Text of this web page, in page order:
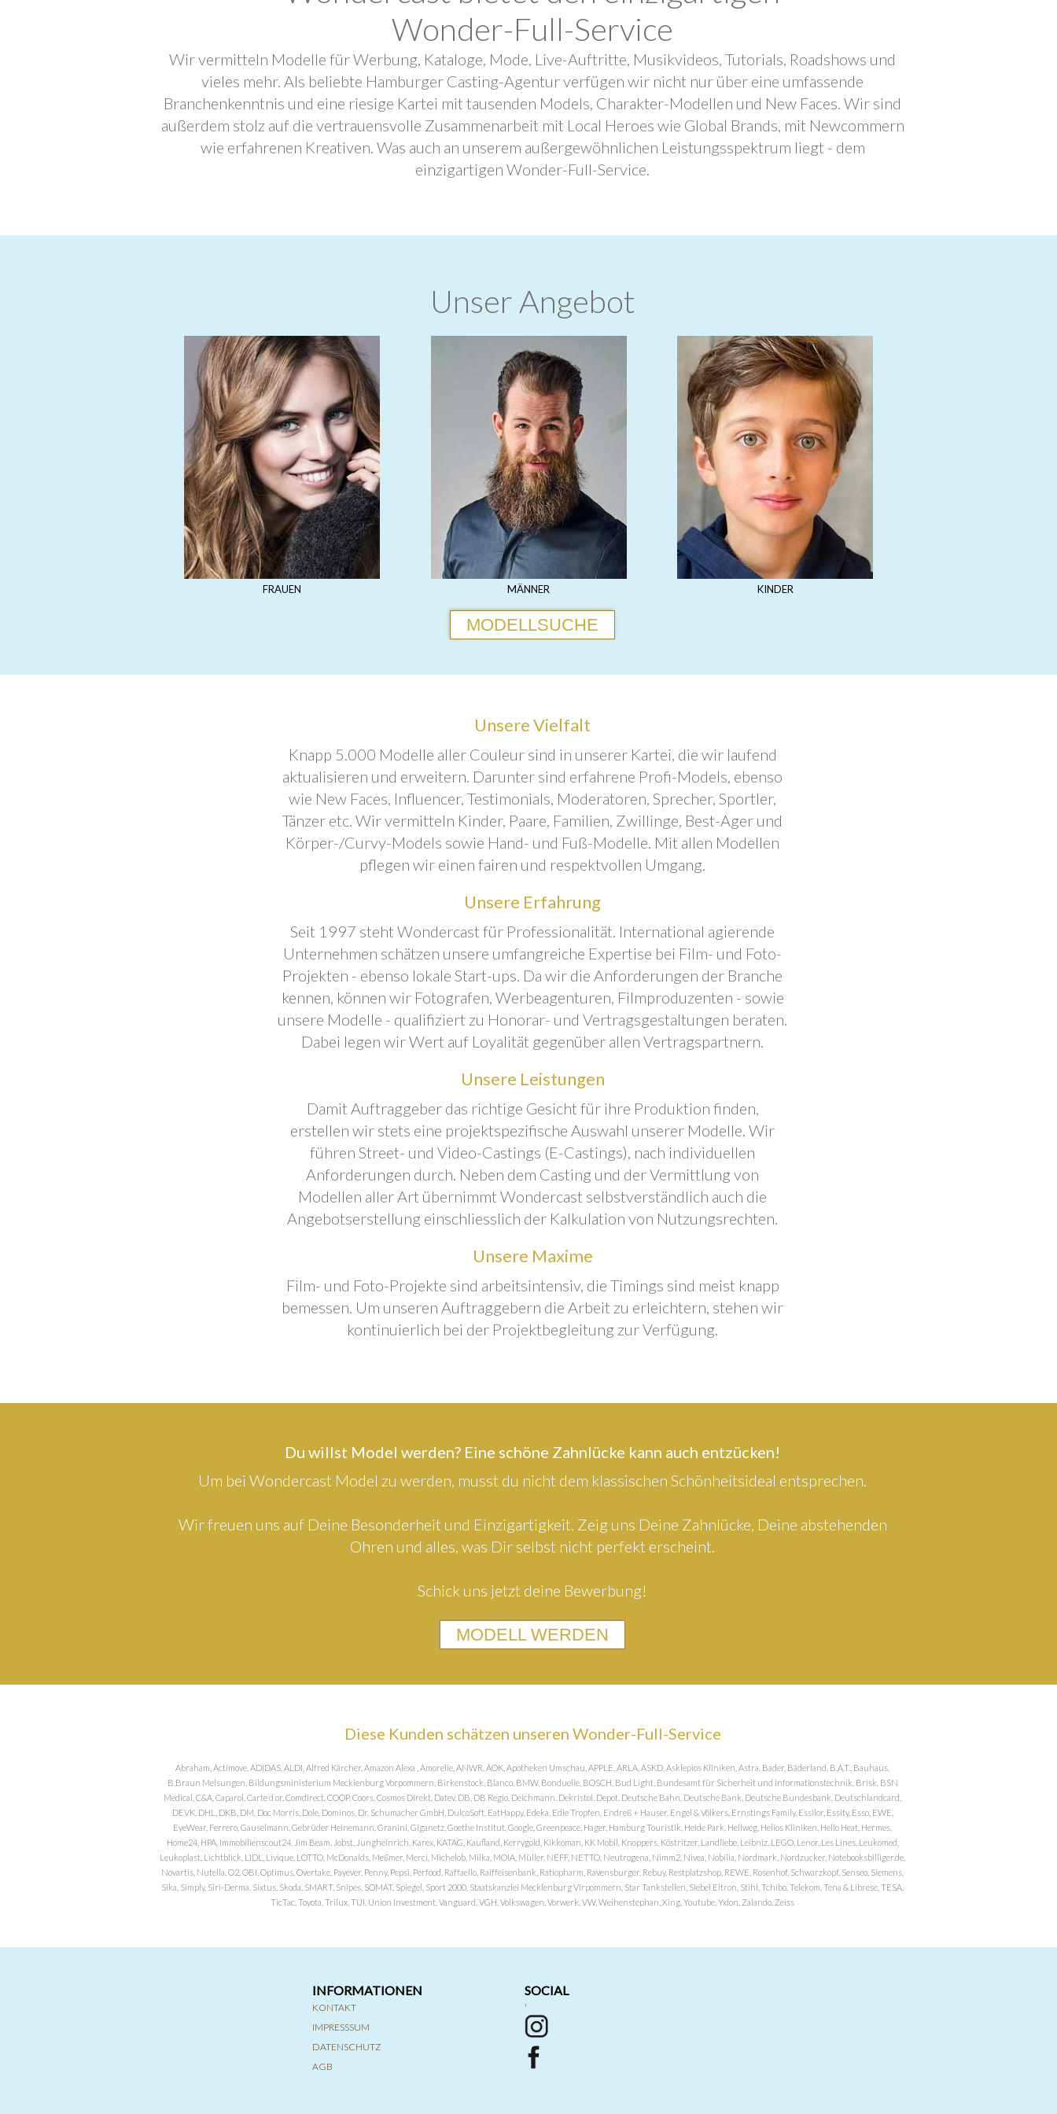
Wonder-Full-Service
Wir vermitteln Modelle für Werbung, Kataloge, Mode, Live-Auftritte, Musikvideos, Tutorials, Roadshows und
vieles mehr. Als beliebte Hamburger Casting-Agentur verfügen wir nicht nur über eine umfassende
Branchenkenntnis und eine riesige Kartei mit tausenden Models, Charakter-Modellen und New Faces. Wir sind
außerdem stolz auf die vertrauensvolle Zusammenarbeit mit Local Heroes wie Global Brands, mit Newcommern
wie erfahrenen Kreativen. Was auch an unserem außergewöhnlichen Leistungsspektrum liegt - dem
einzigartigen Wonder-Full-Service.
Unser Angebot
FRAUEN MÄNNER KINDER
MODELLSUCHE
Unsere Vielfalt
Knapp 5.000 Modelle aller Couleur sind in unserer Kartei, die wir laufend
aktualisieren und erweitern. Darunter sind erfahrene Profi-Models, ebenso
wie New Faces, Influencer, Testimonials, Moderatoren, Sprecher, Sportler,
Tänzer etc. Wir vermitteln Kinder, Paare, Familien, Zwillinge, Best-Ager und
Körper-/Curvy-Models sowie Hand- und Fuß-Modelle. Mit allen Modellen
pflegen wir einen fairen und respektvollen Umgang.
Unsere Erfahrung
Seit 1997 steht Wondercast für Professionalität. International agierende
Unternehmen schätzen unsere umfangreiche Expertise bei Film- und Foto-
Projekten - ebenso lokale Start-ups. Da wir die Anforderungen der Branche
kennen, können wir Fotografen, Werbeagenturen, Filmproduzenten - sowie
unsere Modelle - qualifiziert zu Honorar- und Vertragsgestaltungen beraten.
Dabei legen wir Wert auf Loyalität gegenüber allen Vertragspartnern.
Unsere Leistungen
Damit Auftraggeber das richtige Gesicht für ihre Produktion finden,
erstellen wir stets eine projektspezifische Auswahl unserer Modelle. Wir
führen Street- und Video-Castings (E-Castings), nach individuellen
Anforderungen durch. Neben dem Casting und der Vermittlung von
Modellen aller Art übernimmt Wondercast selbstverständlich auch die
Angebotserstellung einschliesslich der Kalkulation von Nutzungsrechten.
Unsere Maxime
Film- und Foto-Projekte sind arbeitsintensiv, die Timings sind meist knapp
bemessen. Um unseren Auftraggebern die Arbeit zu erleichtern, stehen wir
kontinuierlich bei der Projektbegleitung zur Verfügung.
Du willst Model werden? Eine schöne Zahnlücke kann auch entzücken!
Um bei Wondercast Model zu werden, musst du nicht dem klassischen Schönheitsideal entsprechen.
Wir freuen uns auf Deine Besonderheit und Einzigartigkeit. Zeig uns Deine Zahnlücke, Deine abstehenden
Ohren und alles, was Dir selbst nicht perfekt erscheint.
Schick uns jetzt deine Bewerbung!
MODELL WERDEN
Diese Kunden schätzen unseren Wonder-Full-Service
Abraham, Actimove, ADIDAS, ALDI, Alfred Kärcher, Amazon Alexa , Amorelie, ANWR, AOK, Apotheken Umschau, APPLE, ARLA, ASKD, Asklepios Kliniken, Astra, Bader, Bäderland, B.A.T., Bauhaus,
B.Braun Melsungen, Bildungsministerium Mecklenburg Vorpommern, Birkenstock, Blanco, BMW, Bonduelle, BOSCH, Bud Light, Bundesamt für Sicherheit und Informationstechnik, Brisk, BSN
Medical, C&A, Caparol, Carte d or, Comdirect, COOP, Coors, Cosmos DIrekt, Datev, DB, DB Regio, Deichmann, Dekristol, Depot, Deutsche Bahn, Deutsche Bank, Deutsche Bundesbank, Deutschlandcard,
DEVK, DHL, DKB, DM, Doc Morris, Dole, Dominos, Dr. Schumacher GmbH, DulcoSoft, EatHappy, Edeka, Edle Tropfen, Endreß + Hauser, Engel & Völkers, Ernstings Family, Essilor, Essity, Esso, EWE,
EyeWear, Ferrero, Gauselmann, Gebrüder Heinemann, Granini, Giganetz, Goethe Institut, Google, Greenpeace, Hager, Hamburg Touristik, Heide Park, Hellweg, Helios Kliniken, Hello Heat, Hermes,
Home24, HPA, Immobilienscout24, Jim Beam, Jobst, Jungheinrich, Karex, KATAG, Kaufland, Kerrygold, Kikkoman, KK Mobil, Knoppers, Köstritzer, Landliebe, Leibniz, LEGO, Lenor, Les Lines, Leukomed,
Leukoplast, Lichtblick, LIDL, Livique, LOTTO, McDonalds, Meßmer, Merci, Michelob, Milka, MOIA, Müller, NEFF, NETTO, Neutrogena, Nimm2, Nivea, Nobilia, Nordmark, Nordzucker, Notebooksbilliger.de,
Novartis, Nutella, O2, OBI, Optimus, Overtake, Payever, Penny, Pepsi, Perfood, Raffaello, Raiffeisenbank, Ratiopharm, Ravensburger, Rebuy, Restplatzshop, REWE, Rosenhof, Schwarzkopf, Senseo, Siemens,
Sika, Simply, Siri-Derma, Sixtus, Skoda, SMART, Snipes, SOMAT, Spiegel, Sport 2000, Staatskanzlei Mecklenburg Virpommern, Star Tankstellen, Siebel Eltron, Stihl, Tchibo, Telekom, Tena & Librese, TESA,
TicTac, Toyota, Trilux, TUI, Union Investment, Vanguard, VGH, Volkswagen, Vorwerk, VW, Weihenstephan, Xing, Youtube, Yxlon, Zalando, Zeiss
INFORMATIONEN
KONTAKT
IMPRESSSUM
DATENSCHUTZ
AGB
SOCIAL
'